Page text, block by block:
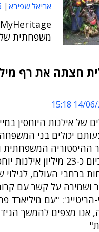
אריאל שפירא
משפחתית של
חצתה את רף
14/06/
של אילנות היוחסין
יכולים בני
המשפחתית
משותפים ● באתר פועלים כיום כ-23 מיליון
ברחבי העולם,
ושמירה על קשר עם
"עם מיליארד
אנו מצפים להמשך